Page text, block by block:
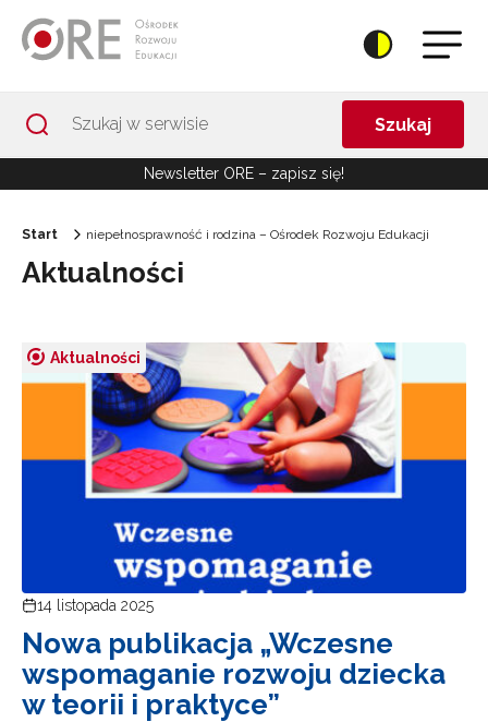
Szukaj
Newsletter ORE – zapisz się!
Start niepełnosprawność i rodzina – Ośrodek Rozwoju Edukacji
Aktualności
Aktualności
14 listopada 2025
Nowa publikacja „Wczesne
wspomaganie rozwoju dziecka
w teorii i praktyce”